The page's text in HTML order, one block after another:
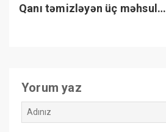
Qanı təmizləyən üç məhsul…
Yorum yaz